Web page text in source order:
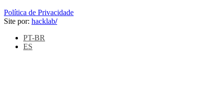
Política de Privacidade
Site por: hacklab/
PT-BR
ES